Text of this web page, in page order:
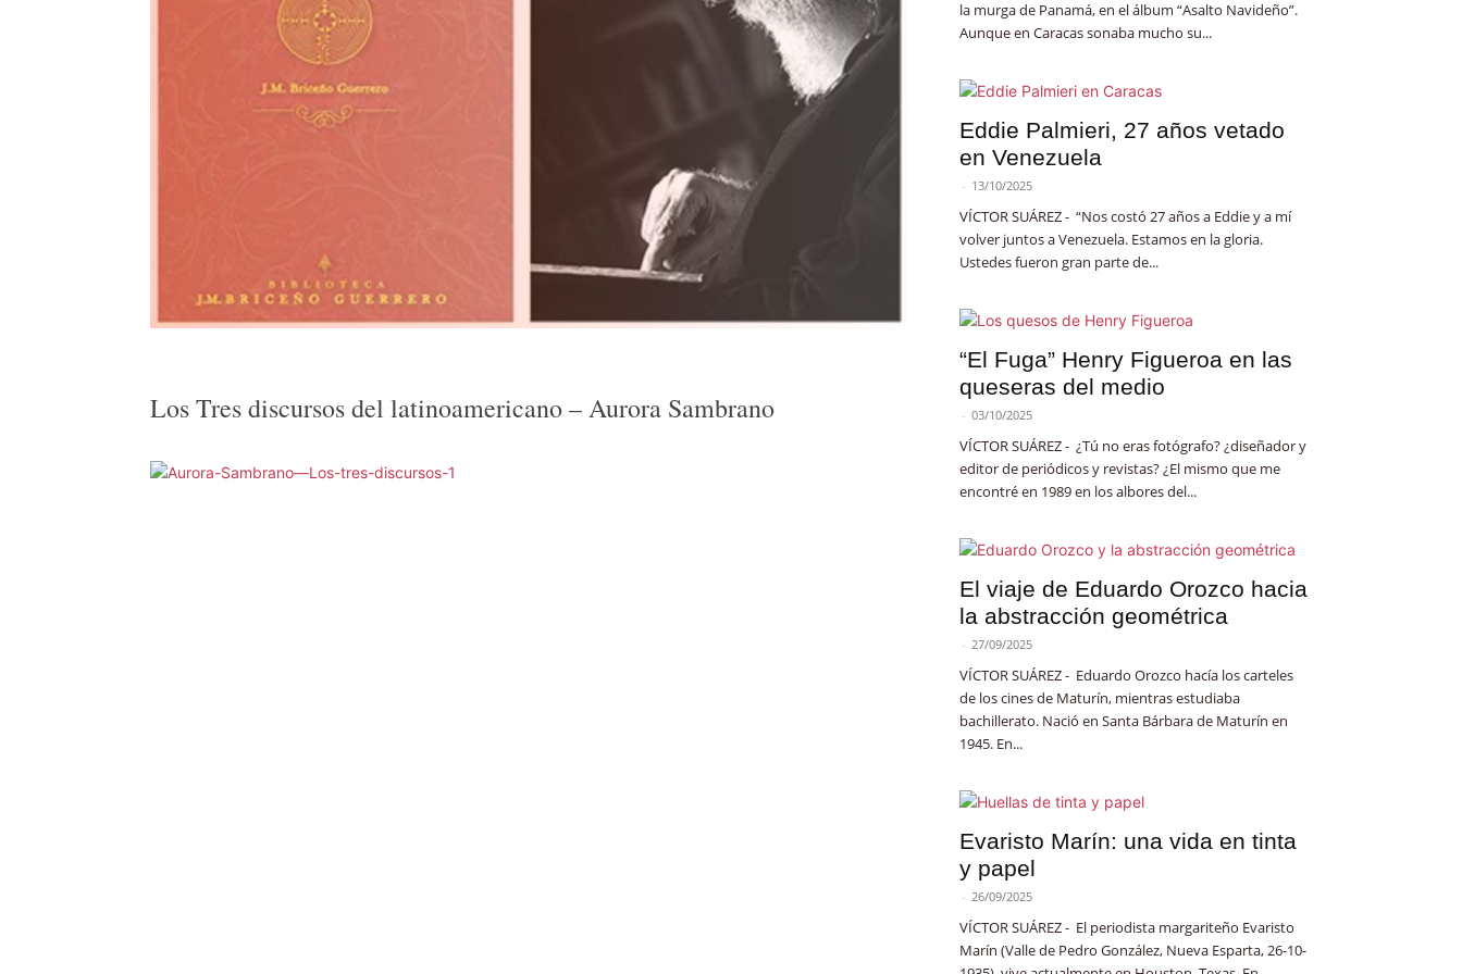
Los Tres discursos del latinoamericano – Aurora Sambrano
la murga de Panamá, en el álbum “Asalto Navideño”.
Aunque en Caracas sonaba mucho su...
Eddie Palmieri, 27 años vetado
en Venezuela
- 13/10/2025
VÍCTOR SUÁREZ - “Nos costó 27 años a Eddie y a mí
volver juntos a Venezuela. Estamos en la gloria.
Ustedes fueron gran parte de...
“El Fuga” Henry Figueroa en las
queseras del medio
- 03/10/2025
VÍCTOR SUÁREZ - ¿Tú no eras fotógrafo? ¿diseñador y
editor de periódicos y revistas? ¿El mismo que me
encontré en 1989 en los albores del...
El viaje de Eduardo Orozco hacia
la abstracción geométrica
- 27/09/2025
VÍCTOR SUÁREZ - Eduardo Orozco hacía los carteles
de los cines de Maturín, mientras estudiaba
bachillerato. Nació en Santa Bárbara de Maturín en
1945. En...
Evaristo Marín: una vida en tinta
y papel
- 26/09/2025
VÍCTOR SUÁREZ - El periodista margariteño Evaristo
Marín (Valle de Pedro González, Nueva Esparta, 26-10-